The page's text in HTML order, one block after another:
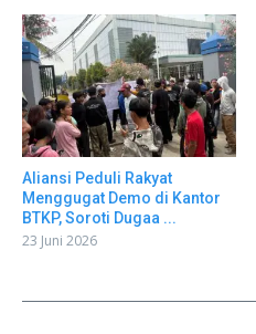
Aliansi Peduli Rakyat
Menggugat Demo di Kantor
BTKP, Soroti Dugaa ...
23 Juni 2026